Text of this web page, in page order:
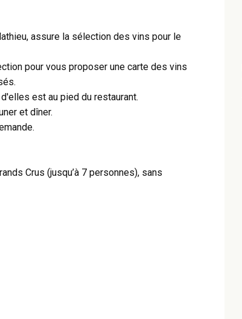
assure la sélection des vins pour le
pour vous proposer une carte des vins
est au pied du restaurant.
et dîner.
Crus (jusqu’à 7 personnes), sans